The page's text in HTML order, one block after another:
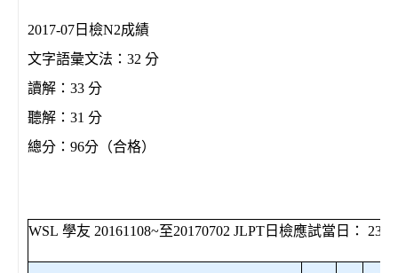
2017-07日檢N2成績
文字語彙文法：32 分
讀解：33 分
聽解：31 分
總分：96分（合格）
WSL 學友 20161108~至20170702 JLPT 日檢應試當日： 236